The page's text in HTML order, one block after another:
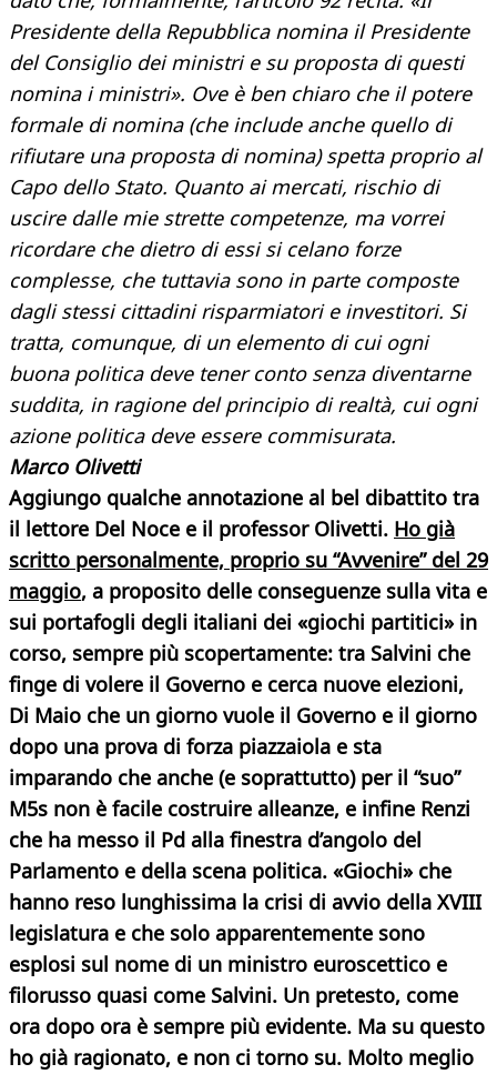
Presidente della Repubblica nomina il Presidente
del Consiglio dei ministri e su proposta di questi
nomina i ministri». Ove è ben chiaro che il potere
formale di nomina (che include anche quello di
rifiutare una proposta di nomina) spetta proprio al
Capo dello Stato. Quanto ai mercati, rischio di
uscire dalle mie strette competenze, ma vorrei
ricordare che dietro di essi si celano forze
complesse, che tuttavia sono in parte composte
dagli stessi cittadini risparmiatori e investitori. Si
tratta, comunque, di un elemento di cui ogni
buona politica deve tener conto senza diventarne
suddita, in ragione del principio di realtà, cui ogni
azione politica deve essere commisurata.
Marco Olivetti
Aggiungo qualche annotazione al bel dibattito tra
il lettore Del Noce e il professor Olivetti. Ho già
scritto personalmente, proprio su “Avvenire” del 29
maggio, a proposito delle conseguenze sulla vita e
sui portafogli degli italiani dei «giochi partitici» in
corso, sempre più scopertamente: tra Salvini che
finge di volere il Governo e cerca nuove elezioni,
Di Maio che un giorno vuole il Governo e il giorno
dopo una prova di forza piazzaiola e sta
imparando che anche (e soprattutto) per il “suo”
M5s non è facile costruire alleanze, e infine Renzi
che ha messo il Pd alla finestra d’angolo del
Parlamento e della scena politica. «Giochi» che
hanno reso lunghissima la crisi di avvio della XVIII
legislatura e che solo apparentemente sono
esplosi sul nome di un ministro euroscettico e
filorusso quasi come Salvini. Un pretesto, come
ora dopo ora è sempre più evidente. Ma su questo
ho già ragionato, e non ci torno su. Molto meglio